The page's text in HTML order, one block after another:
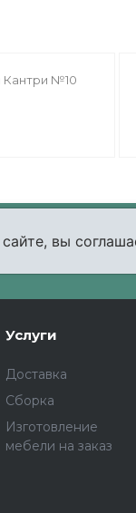
Кантри №10
на все
Услуги
Доставка
Сборка
Изготовление
мебели на заказ
вы